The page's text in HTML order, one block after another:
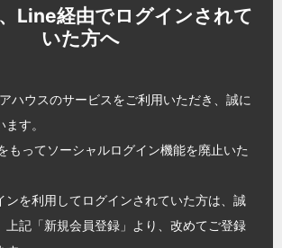
Line経由でログインされて
いた方へ
ハウスのサービスをご利用いただき、誠に
す。
もってソーシャルログイン機能を廃止いた
ンを利用してログインされていた方は、誠
上記「新規会員登録」より、改めてご登録